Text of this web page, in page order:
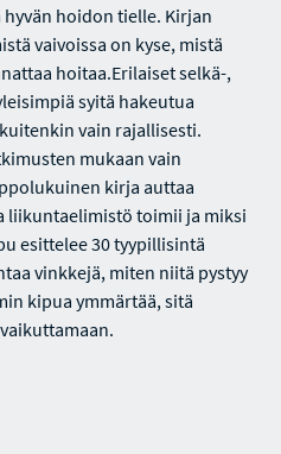
hoidon tielle. Kirjan
vaivoissa on kyse, mistä
hoitaa.Erilaiset selkä-,
syitä hakeutua
vain rajallisesti.
mukaan vain
kirja auttaa
liikuntaelimistö toimii ja miksi
esittelee 30 tyypillisintä
vinkkejä, miten niitä pystyy
kipua ymmärtää, sitä